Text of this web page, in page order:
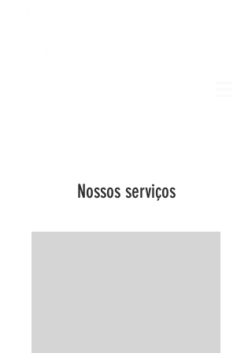
Nossos serviços